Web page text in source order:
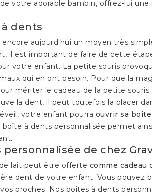
votre adorable bambin, offrez-lui
dents
aujourd'hui un moyen très
il est important de faire de cette
votre enfant. La petite souris
qui en ont besoin. Pour que la
mériter le cadeau de la petite souris
la dent, il peut toutefois la placer
votre enfant pourra ouvrir sa
à dents personnalisée permet
de chez
lait peut être offerte comme cadeau
dent de votre enfant. Vous pouvez
proches. Nos boîtes à dents